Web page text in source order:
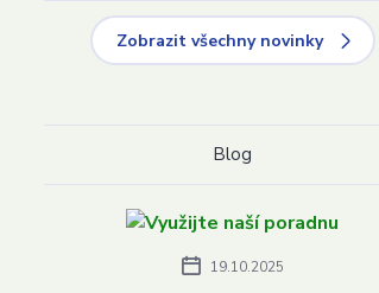
Zobrazit všechny novinky
Blog
19.10.2025